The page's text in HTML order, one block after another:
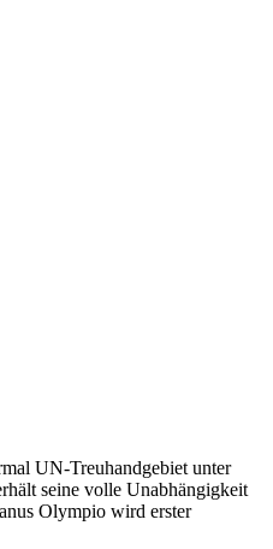
UN-Treuhandgebiet unter
seine volle Unabhängigkeit
Olympio wird erster